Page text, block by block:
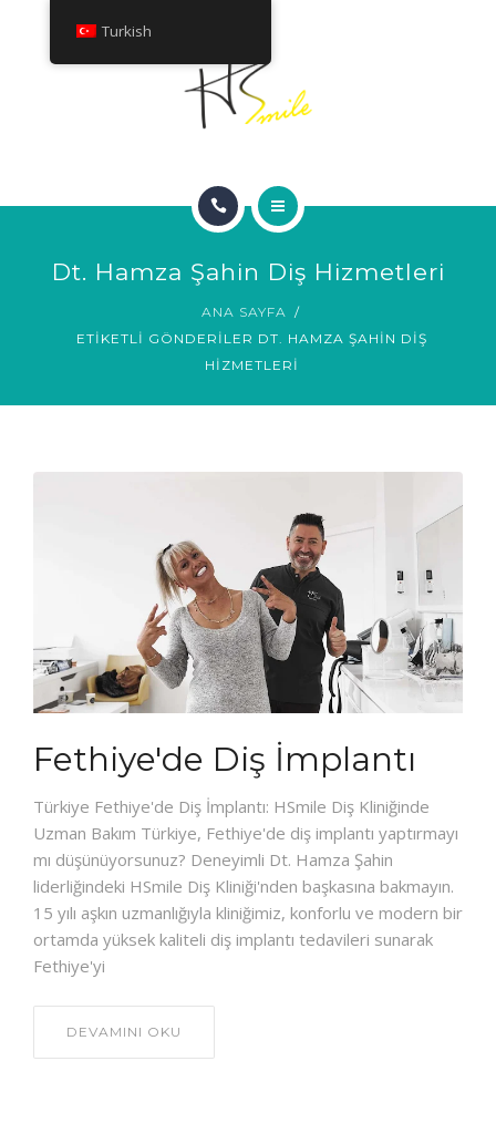
HAKKINDA
GÜLÜMSEME GALERISI
HAKKINDA
Dt. Hamza Şahin Diş Hizmetleri
ANA SAYFA
ETIKETLI GÖNDERILER DT. HAMZA ŞAHIN DIŞ
HIZMETLERI
Fethiye'de Diş İmplantı
Türkiye Fethiye'de Diş İmplantı: HSmile Diş Kliniğinde
Uzman Bakım Türkiye, Fethiye'de diş implantı yaptırmayı
mı düşünüyorsunuz? Deneyimli Dt. Hamza Şahin
liderliğindeki HSmile Diş Kliniği'nden başkasına bakmayın.
15 yılı aşkın uzmanlığıyla kliniğimiz, konforlu ve modern bir
ortamda yüksek kaliteli diş implantı tedavileri sunarak
Fethiye'yi
DEVAMINI OKU
Turkish